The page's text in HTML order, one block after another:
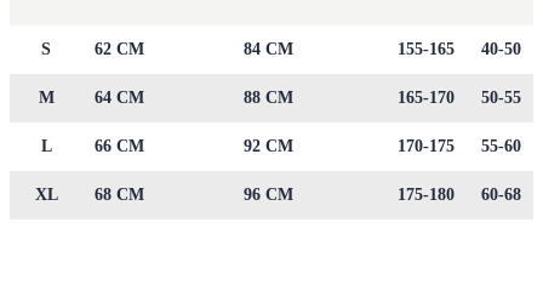
S 62 CM 84 CM 155-165 40-50
M 64 CM 88 CM 165-170 50-55
L 66 CM 92 CM 170-175 55-60
XL 68 CM 96 CM 175-180 60-68